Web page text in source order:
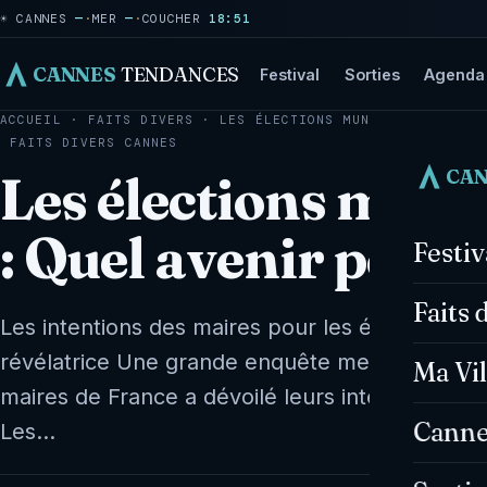
☀ CANNES— · MER— · COUCHER 18:51
CANNES TENDANCES Festival Sorties Agenda
Faits
Ma
ACCUEIL · FAITS DIVERS · LES ÉLECTIONS MUNICIPALES DE
FAITS DIVERS
CANNES
Les élections
: Quel avenir pour
Les intentions des maires pour les élections
révélatrice Une grande enquête menée par le
maires de France a dévoilé leurs intentions
Les…